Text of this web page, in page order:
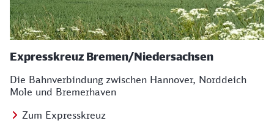
Expresskreuz Bremen/Niedersachsen
Die Bahnverbindung zwischen Hannover, Norddeich
Mole und Bremerhaven
Zum Expresskreuz